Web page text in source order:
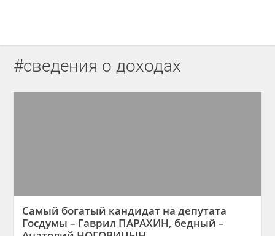
#сведения о доходах
Самый богатый кандидат на депутата
Госдумы – Гаврил ПАРАХИН, бедный –